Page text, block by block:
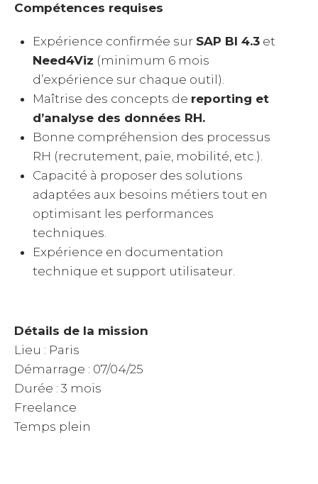
Compétences requises
Expérience confirmée sur SAP BI 4.3et
Need4Viz (minimum 6 mois
d’expérience sur chaque outil).
Maîtrise des concepts de reporting et
d’analyse des données RH.
Bonne compréhension des processus
RH (recrutement, paie, mobilité, etc.).
Capacité à proposer des solutions
adaptées aux besoins métiers tout en
optimisant les performances
techniques.
Expérience en documentation
technique et support utilisateur.
Détails de la mission
Lieu : Paris
Démarrage : 07/04/25
Durée : 3 mois
Freelance
Temps plein